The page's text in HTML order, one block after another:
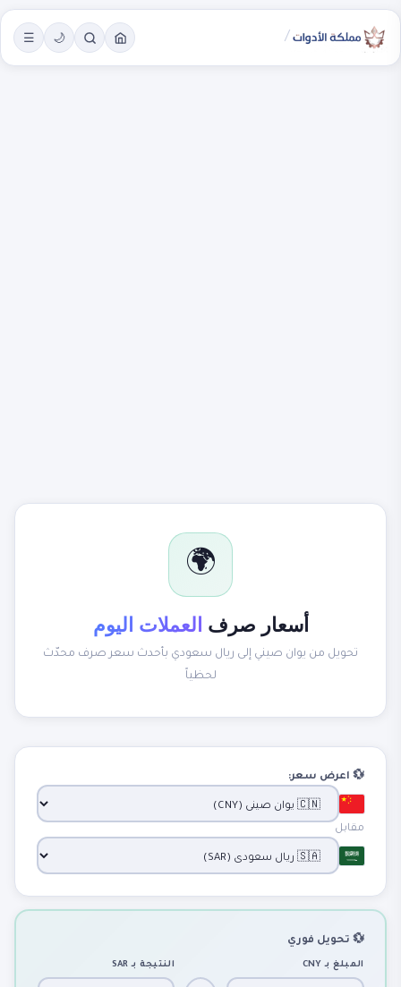
/
🌙
☰
🌍
أسعار صرف العملات اليوم
تحويل من يوان صيني إلى ريال سعودي بأحدث سعر صرف محدّث
لحظياً
💱 اعرض سعر:
مقابل
💱 تحويل فوري
المبلغ بـ CNY النتيجة بـ SAR